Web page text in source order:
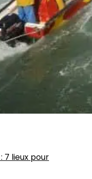
: 7 lieux pour